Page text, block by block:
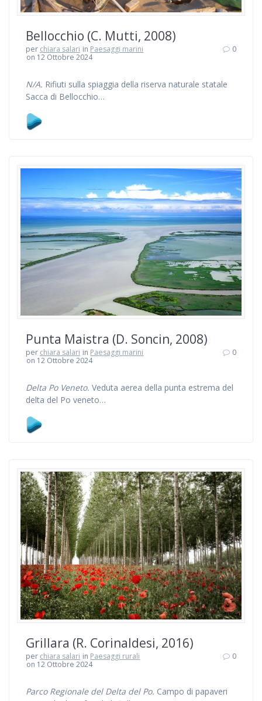
Bellocchio (C. Mutti, 2008)
per chiara salari in Paesaggi marini
on 12 Ottobre 2024
0
N/A. Rifiuti sulla spiaggia della riserva naturale statale
Sacca di Bellocchio…
Punta Maistra (D. Soncin, 2008)
per chiara salari in Paesaggi marini
on 12 Ottobre 2024
0
Delta Po Veneto. Veduta aerea della punta estrema del
delta del Po veneto…
Grillara (R. Corinaldesi, 2016)
per chiara salari in Paesaggi rurali
on 12 Ottobre 2024
0
Parco Regionale del Delta del Po. Campo di papaveri